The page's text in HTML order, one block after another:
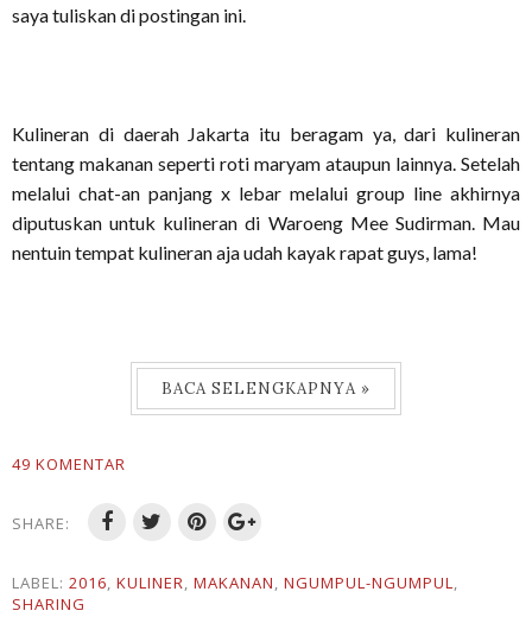
saya tuliskan di postingan ini.
Kulineran di daerah Jakarta itu beragam ya, dari kulineran
tentang makanan seperti roti maryam ataupun lainnya. Setelah
melalui chat-an panjang x lebar melalui group line akhirnya
diputuskan untuk kulineran di Waroeng Mee Sudirman. Mau
nentuin tempat kulineran aja udah kayak rapat guys, lama!
BACA SELENGKAPNYA »
49 KOMENTAR
SHARE:
LABEL: 2016, KULINER, MAKANAN, NGUMPUL-NGUMPUL,
SHARING